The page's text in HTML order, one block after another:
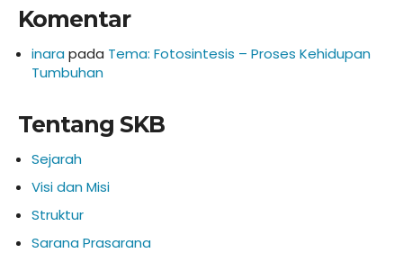
Komentar
inara pada Tema: Fotosintesis – Proses Kehidupan
Tumbuhan
Tentang SKB
Sejarah
Visi dan Misi
Struktur
Sarana Prasarana